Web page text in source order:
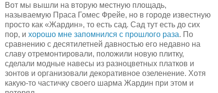
Вот мы вышли на вторую местную площадь,
называемую Праса Гомес Фрейе, но в городе известную
просто как «Жардин», то есть сад. Сад тут есть до сих
пор, и хорошо мне запомнился с прошлого раза. По
сравнению с десятилетней давностью его недавно на
славу отремонтировали, положили новую плитку,
сделали модные навесы из разноцветных платков и
зонтов и организовали декоративное озеленение. Хотя
какую-то частичку своего шарма Жардин при этом и